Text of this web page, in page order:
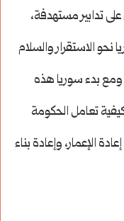
على تدابير مستهدفة،
نحو الاستقرار والسلام
بدء سوريا هذه
تعامل الحكومة
الإعمار، وإعادة بناء